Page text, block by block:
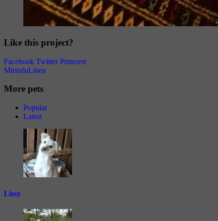
Like this project?
Facebook Twitter Pinterest
MirindaLinea
More pets
Popular
Latest
Lissy